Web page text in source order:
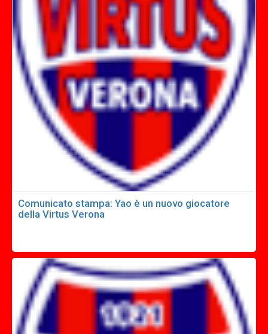
Comunicato stampa: Yao è un nuovo giocatore
della Virtus Verona